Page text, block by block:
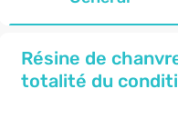
Résine de
totalité du